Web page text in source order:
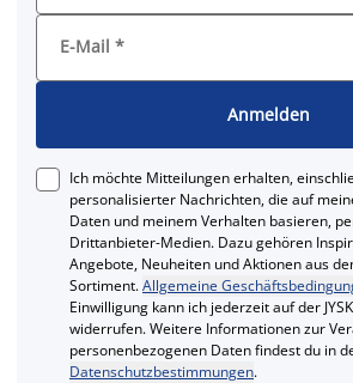
E-Mail *
Anmelden
Ich möchte Mitteilungen erhalten,
personalisierter Nachrichten, die auf
Daten und meinem Verhalten basieren,
Drittanbieter-Medien. Dazu gehören
Angebote, Neuheiten und Aktionen aus
Sortiment.Allgemeine
Einwilligung kann ich jederzeit auf der
widerrufen. Weitere Informationen zur
personenbezogenen Daten findest du in
Datenschutzbestimmungen.